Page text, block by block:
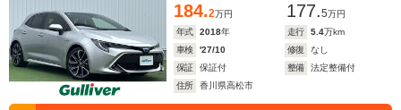
184.2万円 177.5万円
年式
2018年 走行 5.4万km
車検
'27/10 修復
なし
保証
保証付 整備
法定整備付
住所
香川県高松市